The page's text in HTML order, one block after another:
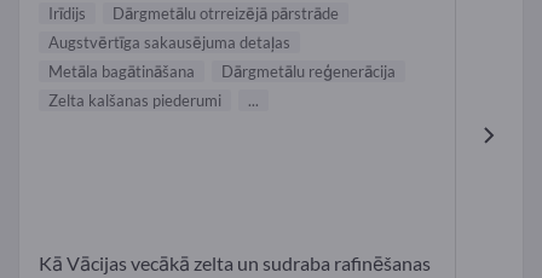
Irīdijs
Dārgmetālu otrreizējā pārstrāde
Augstvērtīga sakausējuma detaļas
Metāla bagātināšana
Dārgmetālu reģenerācija
Zelta kalšanas piederumi
...
Kā Vācijas vecākā zelta un sudraba rafinēšanas